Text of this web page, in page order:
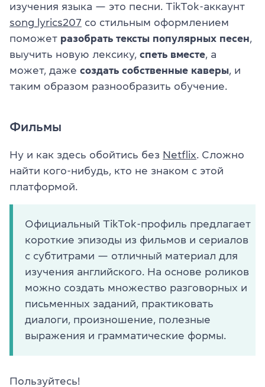
изучения языка — это песни. TikTok-аккаунт
song_lyrics207 со стильным оформлением
поможет разобрать тексты популярных песен,
выучить новую лексику, спеть вместе, а
может, даже создать собственные каверы, и
таким образом разнообразить обучение.
Фильмы
Ну и как здесь обойтись без Netflix. Сложно
найти кого-нибудь, кто не знаком с этой
платформой.
Официальный TikTok-профиль предлагает
короткие эпизоды из фильмов и сериалов
с субтитрами — отличный материал для
изучения английского. На основе роликов
можно создать множество разговорных и
письменных заданий, практиковать
диалоги, произношение, полезные
выражения и грамматические формы.
Пользуйтесь!